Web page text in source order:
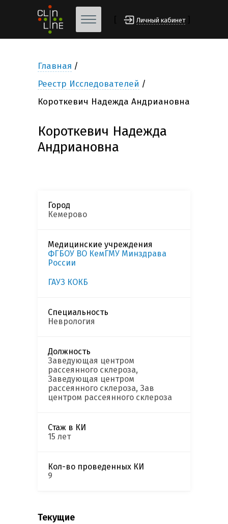
Личный кабинет
Главная
Реестр Исследователей
Короткевич Надежда Андриановна
Короткевич Надежда
Андриановна
Город
Кемерово
Медицинские учреждения
ФГБОУ ВО КемГМУ Минздрава
России
ГАУЗ КОКБ
Специальность
Неврология
Должность
Заведующая центром
рассеянного склероза,
Заведующая центром
рассеянного склероза, Зав
центром рассеянного склероза
Стаж в КИ
15 лет
Кол-во проведенных КИ
9
Текущие